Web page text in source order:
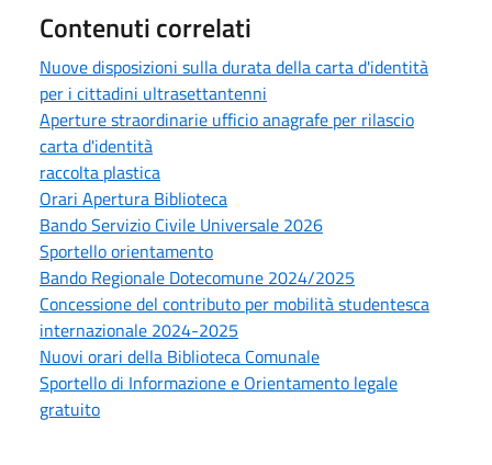
Contenuti correlati
Nuove disposizioni sulla durata della carta d'identità
per i cittadini ultrasettantenni
Aperture straordinarie ufficio anagrafe per rilascio
carta d'identità
raccolta plastica
Orari Apertura Biblioteca
Bando Servizio Civile Universale 2026
Sportello orientamento
Bando Regionale Dotecomune 2024/2025
Concessione del contributo per mobilità studentesca
internazionale 2024-2025
Nuovi orari della Biblioteca Comunale
Sportello di Informazione e Orientamento legale
gratuito